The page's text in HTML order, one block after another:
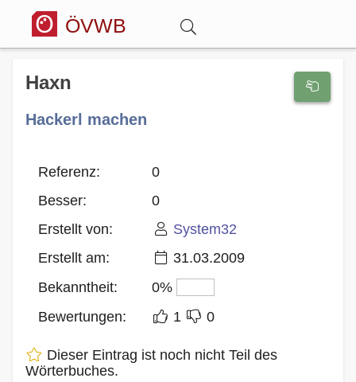
ÖVWB
Wörterbuch
Hitparade
Forum
Haxn
Hackerl machen
Referenz:
0
Besser:
0
Erstellt von:
System32
Erstellt am:
31.03.2009
Bekanntheit:
0%
Bewertungen:
1 0
Dieser Eintrag ist noch nicht Teil des
Wörterbuches.